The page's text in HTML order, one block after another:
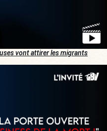
vont attirer les migrants